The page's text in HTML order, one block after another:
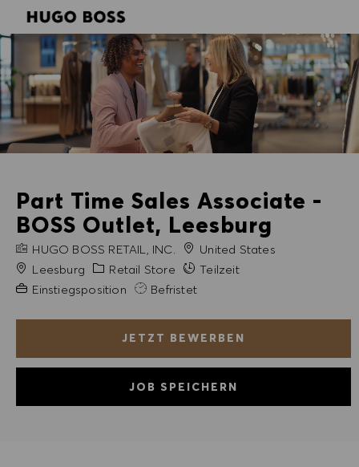
Part Time Sales Associate -
BOSS Outlet, Leesburg
FIRMENNAME
HUGO BOSS RETAIL, INC.
United States
StadtLeesburg Kategorie
Retail Store
Teilzeit
Erfahrung erforderlich
Einstiegsposition Befristet
JETZT BEWERBEN
JOB SPEICHERN